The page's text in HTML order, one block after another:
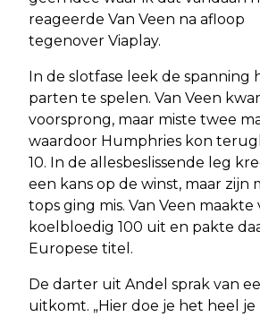
reageerde Van Veen na afloop
tegenover Viaplay.
In de slotfase leek de spanning
parten te spelen. Van Veen
voorsprong, maar miste twee
waardoor Humphries kon
10. In de allesbeslissende leg
een kans op de winst, maar zijn
tops ging mis. Van Veen
koelbloedig 100 uit en pakte
Europese titel.
De darter uit Andel sprak van
uitkomt. „Hier doe je het heel je